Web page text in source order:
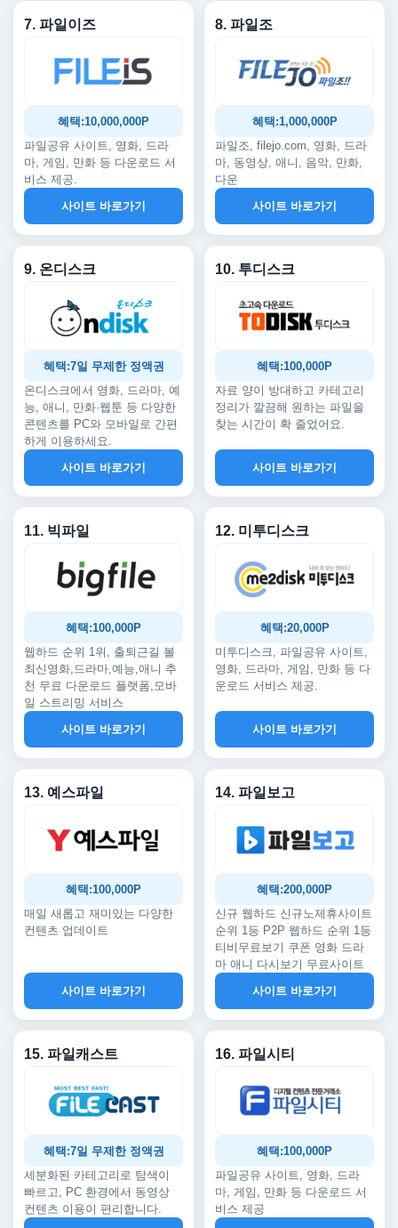
7. 파일이즈
혜택:10,000,000P
파일공유 사이트, 영화, 드라
마, 게임, 만화 등 다운로드 서
비스 제공.
사이트 바로가기
8. 파일조
혜택:1,000,000P
파일조, filejo.com, 영화, 드라
마, 동영상, 애니, 음악, 만화,
다운
사이트 바로가기
9. 온디스크
혜택:7일 무제한 정액권
온디스크에서 영화, 드라마, 예
능, 애니, 만화·웹툰 등 다양한
콘텐츠를 PC와 모바일로 간편
하게 이용하세요.
사이트 바로가기
10. 투디스크
혜택:100,000P
자료 양이 방대하고 카테고리
정리가 깔끔해 원하는 파일을
찾는 시간이 확 줄었어요.
사이트 바로가기
11. 빅파일
혜택:100,000P
웹하드 순위 1위, 출퇴근길 볼
최신영화,드라마,예능,애니 추
천 무료 다운로드 플랫폼,모바
일 스트리밍 서비스
사이트 바로가기
12. 미투디스크
혜택:20,000P
미투디스크, 파일공유 사이트,
영화, 드라마, 게임, 만화 등 다
운로드 서비스 제공.
사이트 바로가기
13. 예스파일
혜택:100,000P
매일 새롭고 재미있는 다양한
컨텐츠 업데이트
사이트 바로가기
14. 파일보고
혜택:200,000P
신규 웹하드 신규노제휴사이트
순위 1등 P2P 웹하드 순위 1등
티비무료보기 쿠폰 영화 드라
마 애니 다시보기 무료사이트
사이트 바로가기
15. 파일캐스트
혜택:7일 무제한 정액권
세분화된 카테고리로 탐색이
빠르고, PC 환경에서 동영상
컨텐츠 이용이 편리합니다.
16. 파일시티
혜택:100,000P
파일공유 사이트, 영화, 드라
마, 게임, 만화 등 다운로드 서
비스 제공